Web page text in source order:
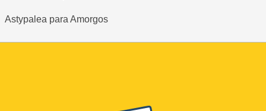
Astypalea para Amorgos